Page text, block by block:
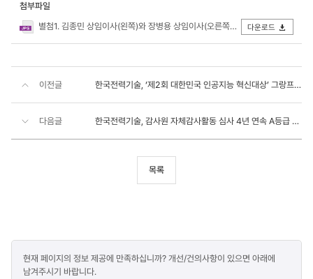
첨부파일
별첨1. 김종민 상임이사(왼쪽)와 장병용 상임이사(오른쪽)가 한전기술 김태균 사장(가운데)과 기념촬영을 하고 있다..jpg
다운로드
이전글 한국전력기술, ‘제2회 대한민국 인공지능 혁신대상’ 그랑프리 대상 수상
다음글 한국전력기술, 감사원 자체감사활동 심사 4년 연속 A등급 달성
목록
만족도
조사
현재 페이지의 정보 제공에 만족하십니까? 개선/건의사항이 있으면 아래에
남겨주시기 바랍니다.